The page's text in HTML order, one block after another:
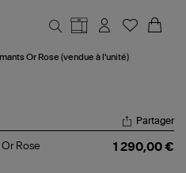
Or Rose (vendue à l'unité)
Partager
Rose
1 290,00 €